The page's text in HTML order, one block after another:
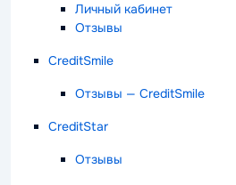
Личный кабинет
Отзывы
CreditSmile
Отзывы — CreditSmile
CreditStar
Отзывы